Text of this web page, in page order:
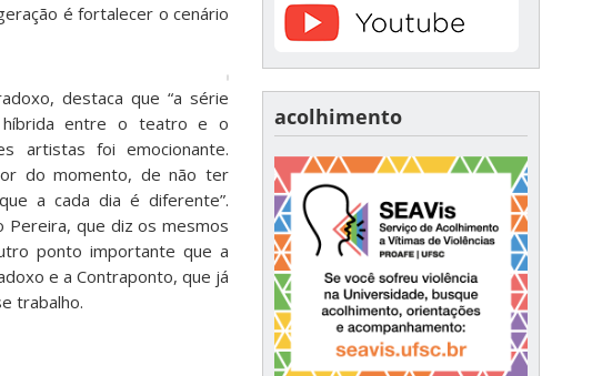
é fortalecer o cenário
destaca que “a série
híbrida entre o teatro e o
artistas foi emocionante.
do momento, de não ter
a cada dia é diferente”.
Pereira, que diz os mesmos
ponto importante que a
e a Contraponto, que já
trabalho.
acolhimento